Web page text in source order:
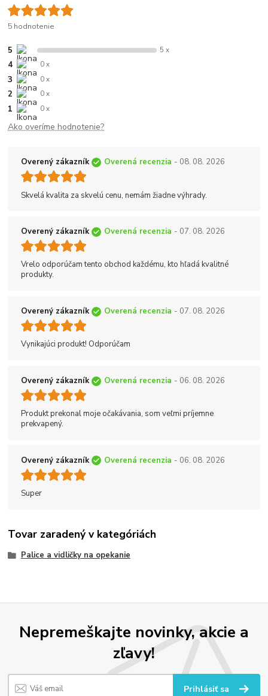
5 hodnotenie
5 5 x
4 0 x
3 0 x
2 0 x
1 0 x
Ako overíme hodnotenie?
Overený zákazník Overená recenzia - 08. 08. 2026
Skvelá kvalita za skvelú cenu, nemám žiadne výhrady.
Overený zákazník Overená recenzia - 07. 08. 2026
Vrelo odporúčam tento obchod každému, kto hľadá kvalitné
produkty.
Overený zákazník Overená recenzia - 07. 08. 2026
Vynikajúci produkt! Odporúčam
Overený zákazník Overená recenzia - 06. 08. 2026
Produkt prekonal moje očakávania, som veľmi príjemne
prekvapený.
Overený zákazník Overená recenzia - 06. 08. 2026
Super
Tovar zaradený v kategóriách
Palice a vidličky na opekanie
Nepremeškajte novinky, akcie a
zľavy!
Prihlásiť sa